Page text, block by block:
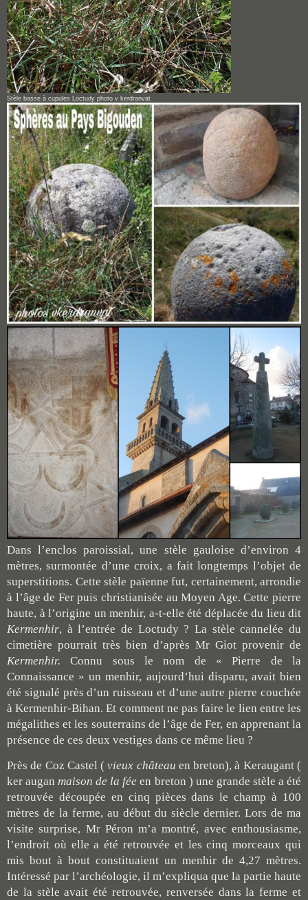
Stèle basse à cupules Loctudy photo v kerdranvat
Dans l’enclos paroissial, une stèle gauloise d’environ 4
mètres, surmontée d’une croix, a fait longtemps l’objet de
superstitions. Cette stèle païenne fut, certainement, arrondie
à l’âge de Fer puis christianisée au Moyen Age. Cette pierre
haute, à l’origine un menhir, a-t-elle été déplacée du lieu dit
Kermenhir, à l’entrée de Loctudy ? La stèle cannelée du
cimetière pourrait très bien d’après Mr Giot provenir de
Kermenhir.
Connu sous le nom de « Pierre de la
Connaissance » un menhir, aujourd’hui disparu, avait bien
été signalé près d’un ruisseau et d’une autre pierre couchée
à Kermenhir-Bihan. Et comment ne pas faire le lien entre les
mégalithes et les souterrains de l’âge de Fer, en apprenant la
présence de ces deux vestiges dans ce même lieu ?
Près de Coz Castel (vieux château en breton), à Keraugant (
ker auganmaison de la fée en breton ) une grande stèle a été
retrouvée découpée en cinq pièces dans le champ à 100
mètres de la ferme, au début du siècle dernier. Lors de ma
visite surprise, Mr Péron m’a montré, avec enthousiasme,
l’endroit où elle a été retrouvée et les cinq morceaux qui
mis bout à bout constituaient un menhir de 4,27 mètres.
Intéressé par l’archéologie, il m’expliqua que la partie haute
de la stèle avait été retrouvée, renversée dans la ferme et